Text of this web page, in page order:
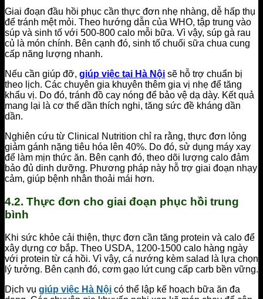
Giai đoạn đầu hồi phục cần thực đơn nhẹ nhàng, dễ hấp thụ
để tránh mệt mỏi. Theo hướng dẫn của WHO, tập trung vào
súp và sinh tố với 500-800 calo mỗi bữa. Vì vậy, súp gà rau
củ là món chính. Bên cạnh đó, sinh tố chuối sữa chua cung
cấp năng lượng nhanh.
Nếu cần giúp đỡ, giúp việc tại Hà Nội sẽ hỗ trợ chuẩn bị
theo lịch. Các chuyên gia khuyên thêm gia vị nhẹ để tăng
khẩu vị. Do đó, tránh đồ cay nóng để bảo vệ dạ dày. Kết quả
mang lại là cơ thể dần thích nghi, tăng sức đề kháng dần
dần.
Nghiên cứu từ Clinical Nutrition chỉ ra rằng, thực đơn lỏng
giảm gánh nặng tiêu hóa lên 40%. Do đó, sử dụng máy xay
để làm mịn thức ăn. Bên cạnh đó, theo dõi lượng calo đảm
bảo đủ dinh dưỡng. Phương pháp này hỗ trợ giai đoạn nhạy
cảm, giúp bệnh nhân thoải mái hơn.
4.2. Thực đơn cho giai đoạn phục hồi trung
bình
Khi sức khỏe cải thiện, thực đơn cần tăng protein và calo để
xây dựng cơ bắp. Theo USDA, 1200-1500 calo hàng ngày
với protein từ cá hồi. Vì vậy, cá nướng kèm salad là lựa chọn
lý tưởng. Bên cạnh đó, cơm gạo lứt cung cấp carb bền vững.
Dịch vụ giúp việc Hà Nội có thể lập kế hoạch bữa ăn đa